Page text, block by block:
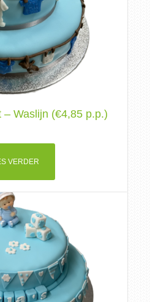
– Waslijn (€4,85 p.p.)
VERDER